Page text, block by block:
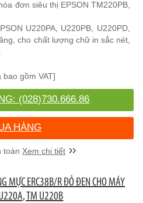
đơn siêu thị EPSON TM220PB,
U220PA, U220PB, U220PD,
cho chất lượng chữ in sắc nét,
bao gồm VAT]
(028)730.666.86
HÀNG
Xem chi tiết
MỰC ERC38B/R ĐỎ ĐEN CHO MÁY
TM U220B